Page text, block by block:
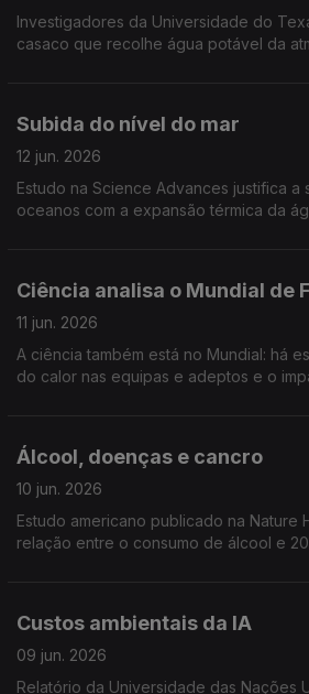
Investigadores da Universidade do
casaco que recolhe água potável da
Subida do nível do mar
12 jun. 2026
Estudo na Science Advances justifica a
oceanos com a expansão térmica da
Ciência analisa o Mundial de
11 jun. 2026
A ciência também está no Mundial: há
do calor nas equipas e adeptos e o
Álcool, doenças e cancro
10 jun. 2026
Estudo americano publicado na Nature
relação entre o consumo de álcool e
Custos ambientais da IA
09 jun. 2026
Relatório da Universidade das Nações